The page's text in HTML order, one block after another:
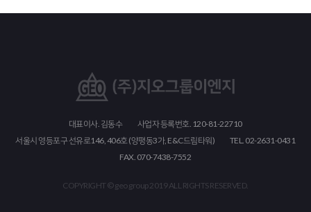
대표이사. 김동수
사업자 등록번호. 120-81-22710
서울시 영등포구 선유로146, 406호 (양평동3가, E&C드림타워)
TEL. 02-2631-0431
FAX. 070-7438-7552
COPYRIGHT © geo group 2019 ALL RIGHTS RESERVED.